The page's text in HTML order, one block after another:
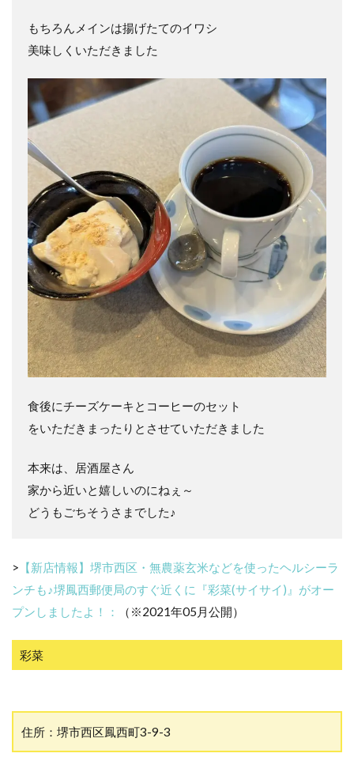
もちろんメインは揚げたてのイワシ
美味しくいただきました
食後にチーズケーキとコーヒーのセット
をいただきまったりとさせていただきました
本来は、居酒屋さん
家から近いと嬉しいのにねぇ～
どうもごちそうさまでした♪
> 【新店情報】堺市西区・無農薬玄米などを使ったヘルシーラ
ンチも♪堺鳳西郵便局のすぐ近くに『彩菜(サイサイ)』がオー
プンしましたよ！：
（※2021年05月公開）
彩菜
住所：堺市西区鳳西町3-9-3